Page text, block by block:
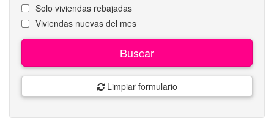
Solo viviendas rebajadas
Viviendas nuevas del mes
Buscar
Limpiar formulario